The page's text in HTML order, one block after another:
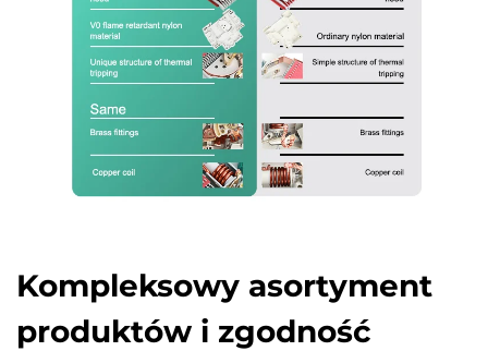
Kompleksowy asortyment
produktów i zgodność